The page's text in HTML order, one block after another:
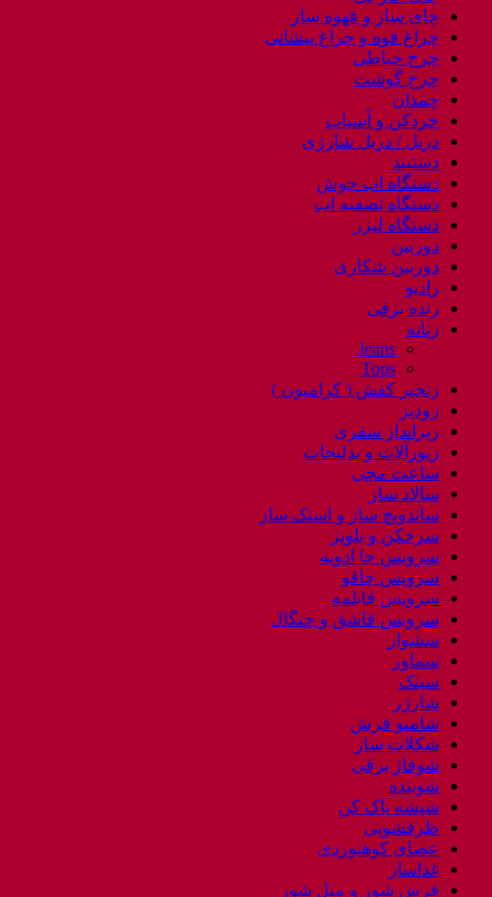
چای ساز و قهوه ساز
چراغ قوه و چراغ پیشانی
چرخ خیاطی
چرخ گوشت
چمدان
خردکن و آسیاب
دریل / دریل شارژی
دستبند
دستگاه اب جوش
دستگاه تصفیه اب
دستگاه لیزر
دوربین
دوربین شکاری
رادیو
رنده برقی
زنانه
Jeans
Tops
زنجیر کفش ( کرامپون )
زودپز
زیرانداز سفری
زیورآلات و بدلیجات
ساعت مچی
سالاد ساز
ساندویچ ساز و اسنک ساز
سرخکن و پلوپز
سرویس جا ادویه
سرویس چاقو
سرویس قابلمه
سرویس قاشق و چنگال
سشوار
سماور
سینک
شارژر
شامپو فرش
شکلات ساز
شوفاژ برقی
شوینده
شیشه پاک کن
ظرفشویی
عصای کوهنوردی
غذاساز
فرش شور و مبل شور